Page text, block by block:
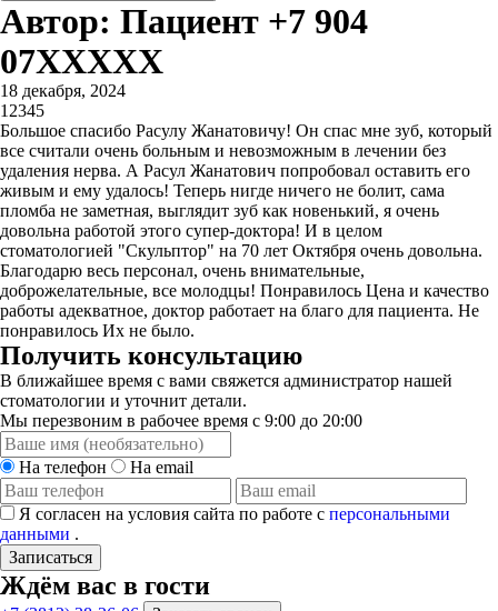
Автор: Пациент +7 904
07XXXXX
18 декабря, 2024
1 2345
Большое спасибо Расулу Жанатовичу! Он спас мне зуб, который
все считали очень больным и невозможным в лечении без
удаления нерва. А Расул Жанатович попробовал оставить его
живым и ему удалось! Теперь нигде ничего не болит, сама
пломба не заметная, выглядит зуб как новенький, я очень
довольна работой этого супер-доктора! И в целом
стоматологией​ "Скульптор" на 70 лет Октября очень довольна.
Благодарю весь персонал, очень внимательные,
доброжелательные, все молодцы! Понравилось Цена и качество
работы адекватное, доктор работает на благо для пациента. Не
понравилось Их не было.
Получить консультацию
В ближайшее время с вами свяжется администратор нашей
стоматологии и уточнит детали.
Мы перезвоним в рабочее время с 9:00 до 20:00
На телефон На email
Я согласен на условия сайта по работе с персональными
данными .
Записаться
Ждём вас в гости